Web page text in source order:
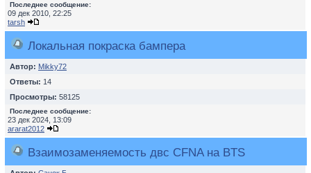
Последнее сообщение:
09 дек 2010, 22:25
tarsh
Локальная покраска бампера
Автор: Mikky72
Ответы: 14
Просмотры: 58125
Последнее сообщение:
23 дек 2024, 13:09
ararat2012
Взаимозаменяемость двс CFNA на BTS